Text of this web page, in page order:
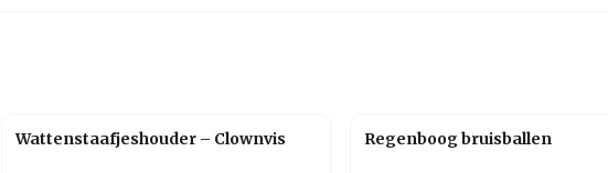
Wattenstaafjeshouder – Clownvis Regenboog bruisballen